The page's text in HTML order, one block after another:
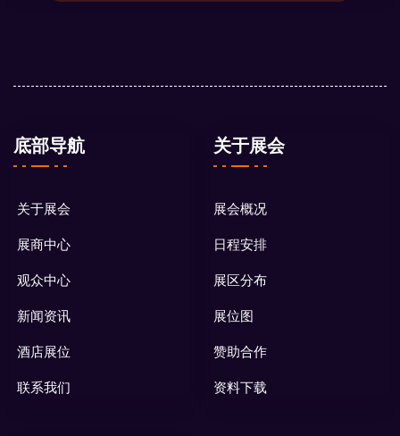
底部导航
关于展会
展商中心
观众中心
新闻资讯
酒店展位
联系我们
关于展会
展会概况
日程安排
展区分布
展位图
赞助合作
资料下载